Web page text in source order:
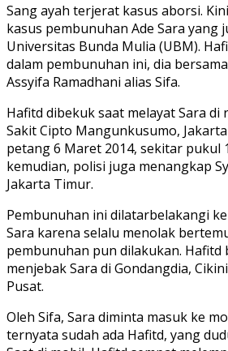
Sang ayah terjerat kasus aborsi.
kasus pembunuhan Ade Sara yang
Universitas Bunda Mulia (UBM).
dalam pembunuhan ini, dia
Assyifa Ramadhani alias Sifa.
Hafitd dibekuk saat melayat Sara di
Sakit Cipto Mangunkusumo,
petang 6 Maret 2014, sekitar pukul
kemudian, polisi juga menangkap
Jakarta Timur.
Pembunuhan ini dilatarbelakangi
Sara karena selalu menolak
pembunuhan pun dilakukan. Hafitd
menjebak Sara di Gondangdia,
Pusat.
Oleh Sifa, Sara diminta masuk ke
ternyata sudah ada Hafitd, yang